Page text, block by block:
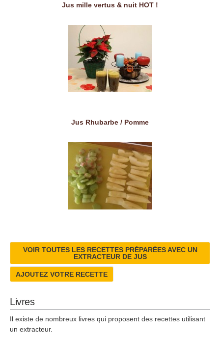
Jus mille vertus & nuit HOT !
Jus Rhubarbe / Pomme
VOIR TOUTES LES RECETTES PRÉPARÉES AVEC UN
EXTRACTEUR DE JUS
AJOUTEZ VOTRE RECETTE
Livres
Il existe de nombreux livres qui proposent des recettes utilisant
un extracteur.